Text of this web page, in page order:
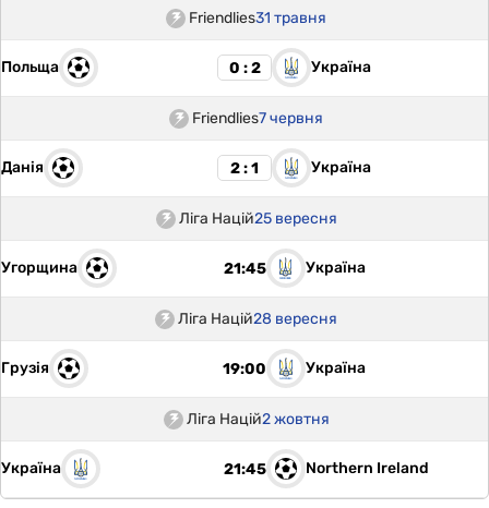
Friendlies31 травня
Польща 0 : 2 Україна
Friendlies7 червня
Данія 2 : 1 Україна
Ліга Націй25 вересня
Угорщина 21:45 Україна
Ліга Націй28 вересня
Грузія 19:00 Україна
Ліга Націй2 жовтня
Україна 21:45 Northern Ireland